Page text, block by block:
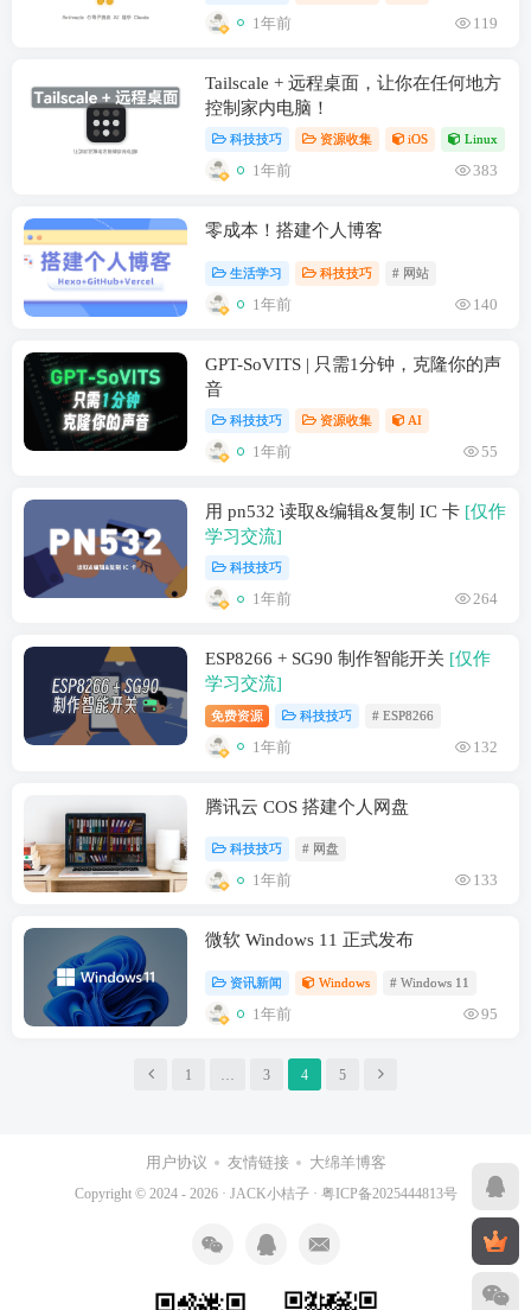
1年前 119
Tailscale + 远程桌面，让你在任何地方
控制家内电脑！
科技技巧 资源收集 iOS Linux
1年前 383
零成本！搭建个人博客
生活学习 科技技巧 # 网站
1年前 140
GPT-SoVITS | 只需1分钟，克隆你的声
音
科技技巧 资源收集 AI
1年前 55
用 pn532 读取&编辑&复制 IC 卡 [仅作
学习交流]
科技技巧
1年前 264
ESP8266 + SG90 制作智能开关 [仅作
学习交流]
免费资源 科技技巧 # ESP8266
1年前 132
腾讯云 COS 搭建个人网盘
科技技巧 # 网盘
1年前 133
微软 Windows 11 正式发布
资讯新闻 Windows # Windows 11
1年前 95
1 … 3 4 5
用户协议 友情链接 大绵羊博客
Copyright © 2024 - 2026 · JACK小桔子· 粤ICP备2025444813号